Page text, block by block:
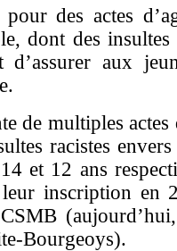
des actes
dont des
aux
de multiples
racistes
et 12 ans
inscription en
Bourgeoys).